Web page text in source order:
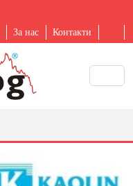
За нас Контакти